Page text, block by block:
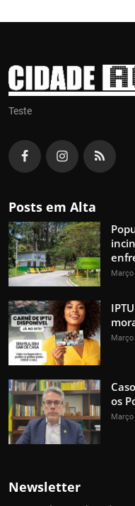
Teste
Posts em Alta
Março
Março
os
Março
Newsletter